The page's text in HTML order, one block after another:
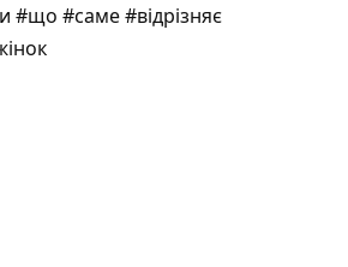
#що #саме #відрізняє